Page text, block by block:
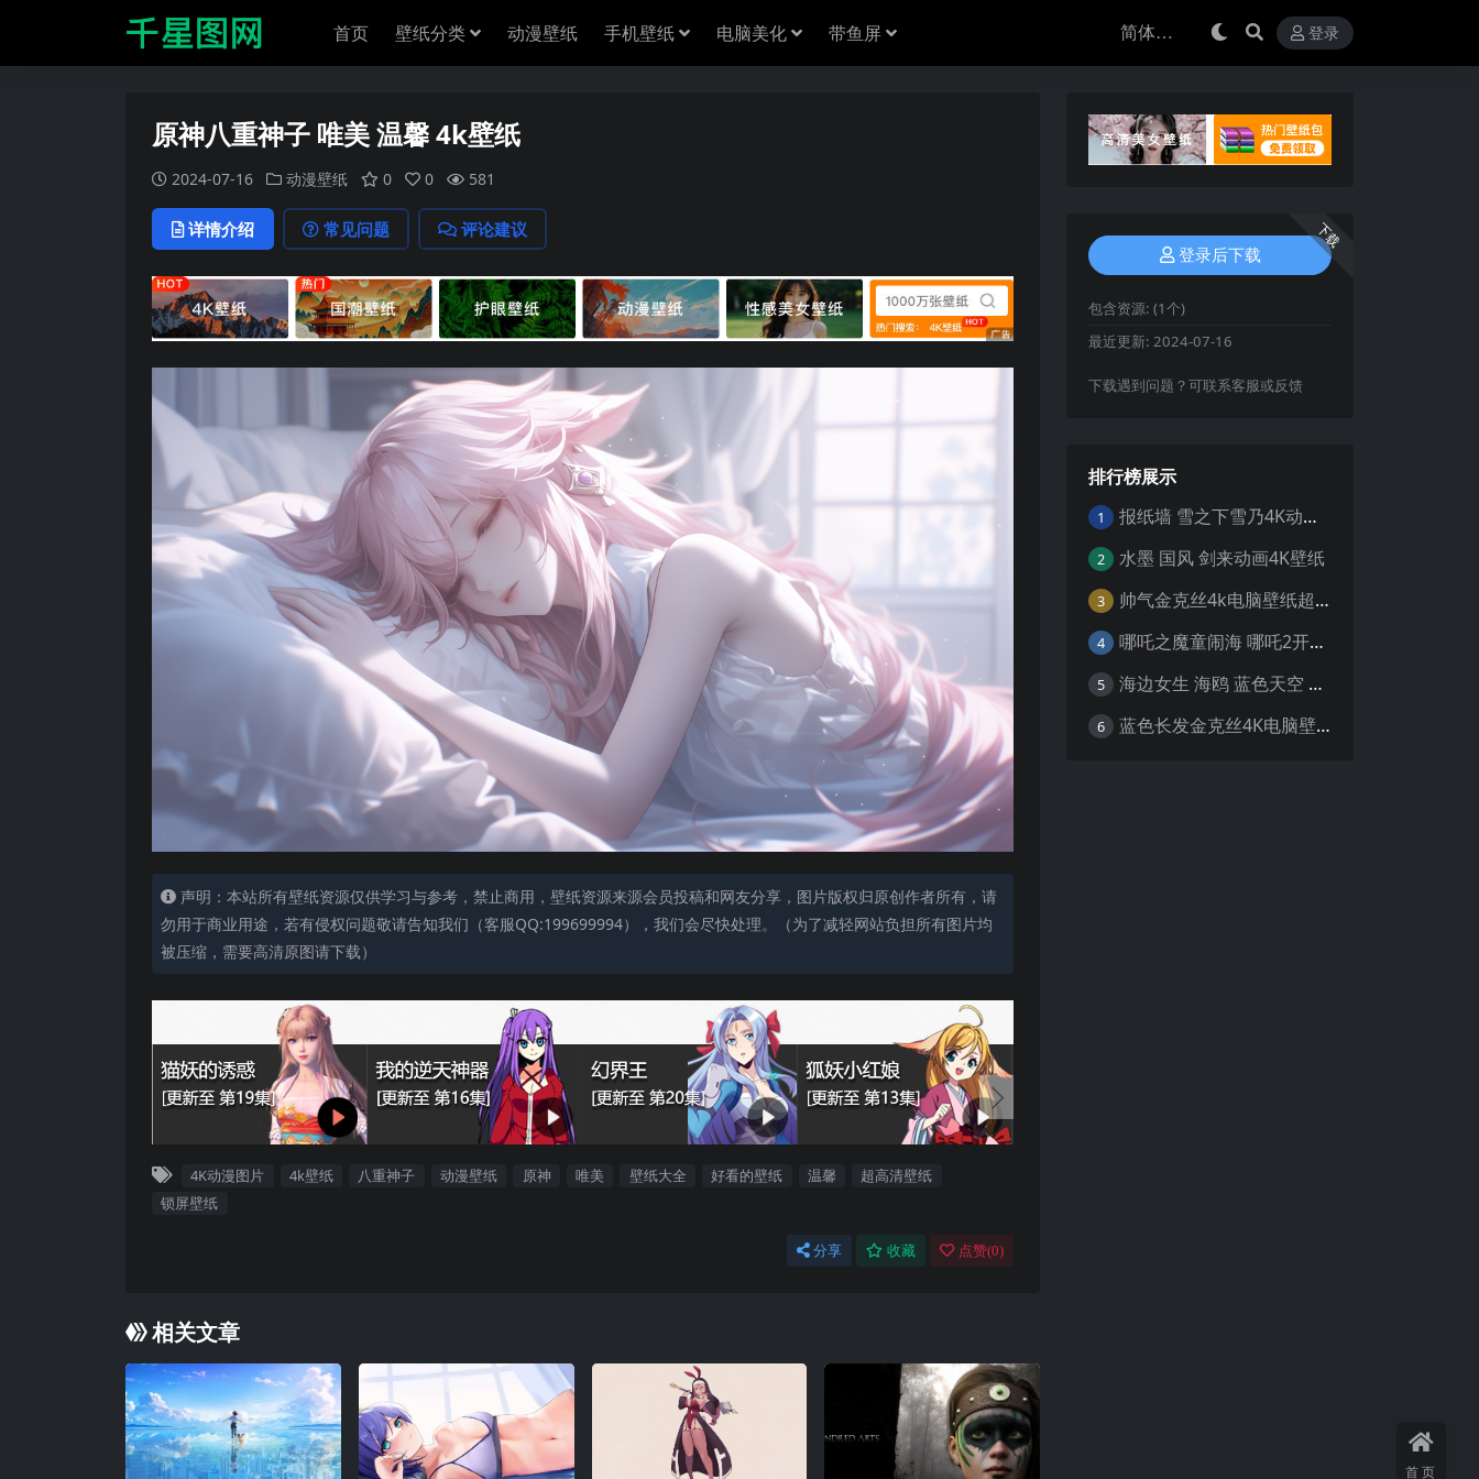
首页 壁纸分类 动漫壁纸 手机壁纸 电脑美化 带鱼屏 登录
原神八重神子 唯美 温馨 4k壁纸
2024-07-16 动漫壁纸 0 0 581
详情介绍 常见问题 评论建议
声明：本站所有壁纸资源仅供学习与参考，禁止商用，壁纸资源来源会员投稿和网友分享，图片版权归原创作者所有，请
勿用于商业用途，若有侵权问题敬请告知我们（客服QQ:199699994），我们会尽快处理。（为了减轻网站负担所有图片均
被压缩，需要高清原图请下载）
4K动漫图片 4k壁纸 八重神子 动漫壁纸 原神 唯美 壁纸大全 好看的壁纸 温馨
超高清壁纸
锁屏壁纸
分享 收藏 点赞(0)
相关文章
下载
登录后下载
包含资源: (1个)
最近更新: 2024-07-16
下载遇到问题？可联系客服或反馈
排行榜展示
1 报纸墙 雪之下雪乃4K动漫壁纸
2 水墨 国风 剑来动画4K壁纸
3 帅气金克丝4k电脑壁纸超清
4 哪吒之魔童闹海 哪吒2开场4K壁纸
5 海边女生 海鸥 蓝色天空 4K壁纸
6 蓝色长发金克丝4K电脑壁纸
首页